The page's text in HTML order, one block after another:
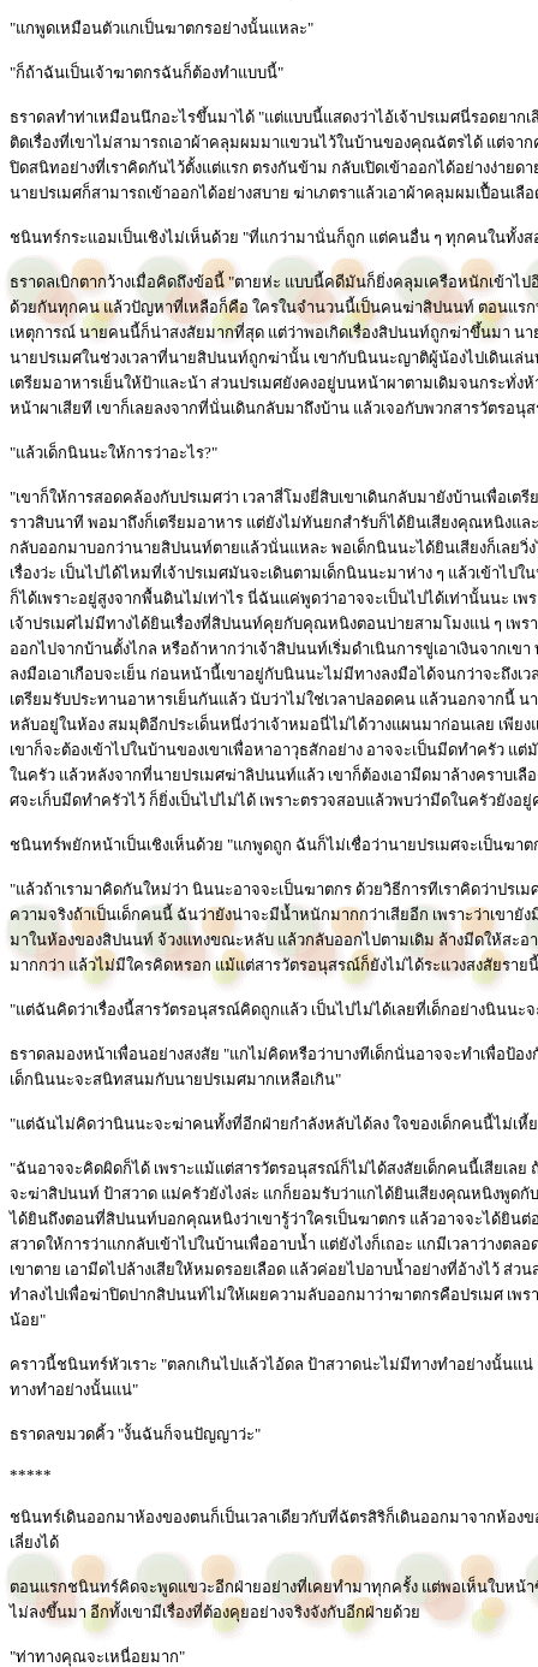
"แกพูดเหมือนตัวแกเป็นฆาตกรอย่างนั้นแหละ"
"ก็ถ้าฉันเป็นเจ้าฆาตกรฉันก็ต้องทำแบบนี้"
ธราดลทำท่าเหมือนนึกอะไรขึ้นมาได้ "แต่แบบนี้แสดงว่าไอ้เจ้าปรเมศนี่รอดยาก
ติดเรื่องที่เขาไม่สามารถเอาผ้าคลุมผมมาแขวนไว้ในบ้านของคุณฉัตรได้ แต่จ
ปิดสนิทอย่างที่เราคิดกันไว้ตั้งแต่แรก ตรงกันข้าม กลับเปิดเข้าออกได้อย่างง่ายด
นายปรเมศก็สามารถเข้าออกได้อย่างสบาย ฆ่าเภตราแล้วเอาผ้าคลุมผมเปื้อน
ชนินทร์กระแอมเป็นเชิงไม่เห็นด้วย "ที่แกว่ามานั่นก็ถูก แต่คนอื่น ๆ ทุกคนในทั้ง
ธราดลเบิกตากว้างเมื่อคิดถึงข้อนี้ "ตายห่ะ แบบนี้คดีมันก็ยิ่งคลุมเครือหนักเข้าไ
ด้วยกันทุกคน แล้วปัญหาที่เหลือก็คือ ใครในจำนวนนี้เป็นคนฆ่าสิปนนท์ ตอนแรกท
เหตุการณ์ นายคนนี้ก็น่าสงสัยมากที่สุด แต่ว่าพอเกิดเรื่องสิปนนท์ถูกฆ่าขึ้นมา น
นายปรเมศในช่วงเวลาที่นายสิปนนท์ถูกฆ่านั้น เขากับนินนะญาติผู้น้องไปเดินเ
เตรียมอาหารเย็นให้ป้าและน้า ส่วนปรเมศยังคงอยู่บนหน้าผาตามเดิมจนกระทั่ง
หน้าผาเสียที เขาก็เลยลงจากที่นั่นเดินกลับมาถึงบ้าน แล้วเจอกับพวกสารวัตรอ
"แล้วเด็กนินนะให้การว่าอะไร?"
"เขาก็ให้การสอดคล้องกับปรเมศว่า เวลาสี่โมงยี่สิบเขาเดินกลับมายังบ้านเพื่อเต
ราวสิบนาที พอมาถึงก็เตรียมอาหาร แต่ยังไม่ทันยกสำรับก็ได้ยินเสียงคุณหนิงแ
กลับออกมาบอกว่านายสิปนนท์ตายแล้วนั่นแหละ พอเด็กนินนะได้ยินเสียงก็เลย
เรื่องว่ะ เป็นไปได้ไหมที่เจ้าปรเมศมันจะเดินตามเด็กนินนะมาห่าง ๆ แล้วเข้าไ
ก็ได้เพราะอยู่สูงจากพื้นดินไม่เท่าไร นี่ฉันแค่พูดว่าอาจจะเป็นไปได้เท่านั้นนะ เ
เจ้าปรเมศไม่มีทางได้ยินเรื่องที่สิปนนท์คุยกับคุณหนิงตอนบ่ายสามโมงแน่ ๆ เพ
ออกไปจากบ้านตั้งไกล หรือถ้าหากว่าเจ้าสิปนนท์เริ่มดำเนินการขู่เอาเงินจากเ
ลงมือเอาเกือบจะเย็น ก่อนหน้านี้เขาอยู่กับนินนะไม่มีทางลงมือได้จนกว่าจะถึง
เตรียมรับประทานอาหารเย็นกันแล้ว นับว่าไม่ใช่เวลาปลอดคน แล้วนอกจากนี้ น
หลับอยู่ในห้อง สมมุติอีกประเด็นหนึ่งว่าเจ้าหมอนี่ไม่ได้วางแผนมาก่อนเลย เพีย
เขาก็จะต้องเข้าไปในบ้านของเขาเพื่อหาอาวุธสักอย่าง อาจจะเป็นมีดทำครัว
ในครัว แล้วหลังจากที่นายปรเมศฆ่าลิปนนท์แล้ว เขาก็ต้องเอามีดมาล้างคราบเ
ศจะเก็บมีดทำครัวไว้ ก็ยิ่งเป็นไปไม่ได้ เพราะตรวจสอบแล้วพบว่ามีดในครัวยังอ
ชนินทร์พยักหน้าเป็นเชิงเห็นด้วย "แกพูดถูก ฉันก็ไม่เชื่อว่านายปรเมศจะเป็นฆาต
"แล้วถ้าเรามาคิดกันใหม่ว่า นินนะอาจจะเป็นฆาตกร ด้วยวิธีการทีเราคิดว่าปรเ
ความจริงถ้าเป็นเด็กคนนี้ ฉันว่ายังน่าจะมีน้ำหนักมากกว่าเสียอีก เพราะว่าเขายั
มาในห้องของสิปนนท์ จ้วงแทงขณะหลับ แล้วกลับออกไปตามเดิม ล้างมีดให้สะอ
มากกว่า แล้วไม่มีใครคิดหรอก แม้แต่สารวัตรอนุสรณ์ก็ยังไม่ได้ระแวงสงสัยราย
"แต่ฉันคิดว่าเรื่องนี้สารวัตรอนุสรณ์คิดถูกแล้ว เป็นไปไม่ได้เลยที่เด็กอย่างนินนะ
ธราดลมองหน้าเพื่อนอย่างสงสัย "แกไม่คิดหรือว่าบางทีเด็กนั่นอาจจะทำเพื่อป้อ
เด็กนินนะจะสนิทสนมกับนายปรเมศมากเหลือเกิน"
"แต่ฉันไม่คิดว่านินนะจะฆ่าคนทั้งที่อีกฝ่ายกำลังหลับได้ลง ใจของเด็กคนนี้ไม่เ
"ฉันอาจจะคิดผิดก็ได้ เพราะแม้แต่สารวัตรอนุสรณ์ก็ไม่ได้สงสัยเด็กคนนี้เสียเล
จะฆ่าสิปนนท์ ป้าสวาด แม่ครัวยังไงล่ะ แกก็ยอมรับว่าแกได้ยินเสียงคุณหนิงพูด
ได้ยินถึงตอนที่สิปนนท์บอกคุณหนิงว่าเขารู้ว่าใครเป็นฆาตกร แล้วอาจจะได้ยิน
สวาดให้การว่าแกกลับเข้าไปในบ้านเพื่ออาบน้ำ แต่ยังไงก็เถอะ แกมีเวลาว่างต
เขาตาย เอามีดไปล้างเสียให้หมดรอยเลือด แล้วค่อยไปอาบน้ำอย่างที่อ้างไว้ ส่
ทำลงไปเพื่อฆ่าปิดปากสิปนนท์ไม่ให้เผยความลับออกมาว่าฆาตกรคือปรเมศ เพ
น้อย"
คราวนี้ชนินทร์หัวเราะ "ตลกเกินไปแล้วไอ้ดล ป้าสวาดน่ะไม่มีทางทำอย่างนั้นแ
ทางทำอย่างนั้นแน่"
ธราดลขมวดคิ้ว "งั้นฉันก็จนปัญญาว่ะ"
*****
ชนินทร์เดินออกมาห้องของตนก็เป็นเวลาเดียวกับที่ฉัตรสิริก็เดินออกมาจากห้อ
เลี่ยงได้
ตอนแรกชนินทร์คิดจะพูดแขวะอีกฝ่ายอย่างที่เคยทำมาทุกครั้ง แต่พอเห็นใบหน้
ไม่ลงขึ้นมา อีกทั้งเขามีเรื่องที่ต้องคุยอย่างจริงจังกับอีกฝ่ายด้วย
"ท่าทางคุณจะเหนื่อยมาก"